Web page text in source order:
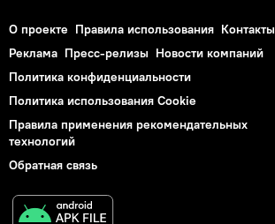
О проекте Правила использования Контакты
Реклама Пресс-релизы Новости компаний
Политика конфиденциальности
Политика использования Cookie
Правила применения рекомендательных
технологий
Обратная связь